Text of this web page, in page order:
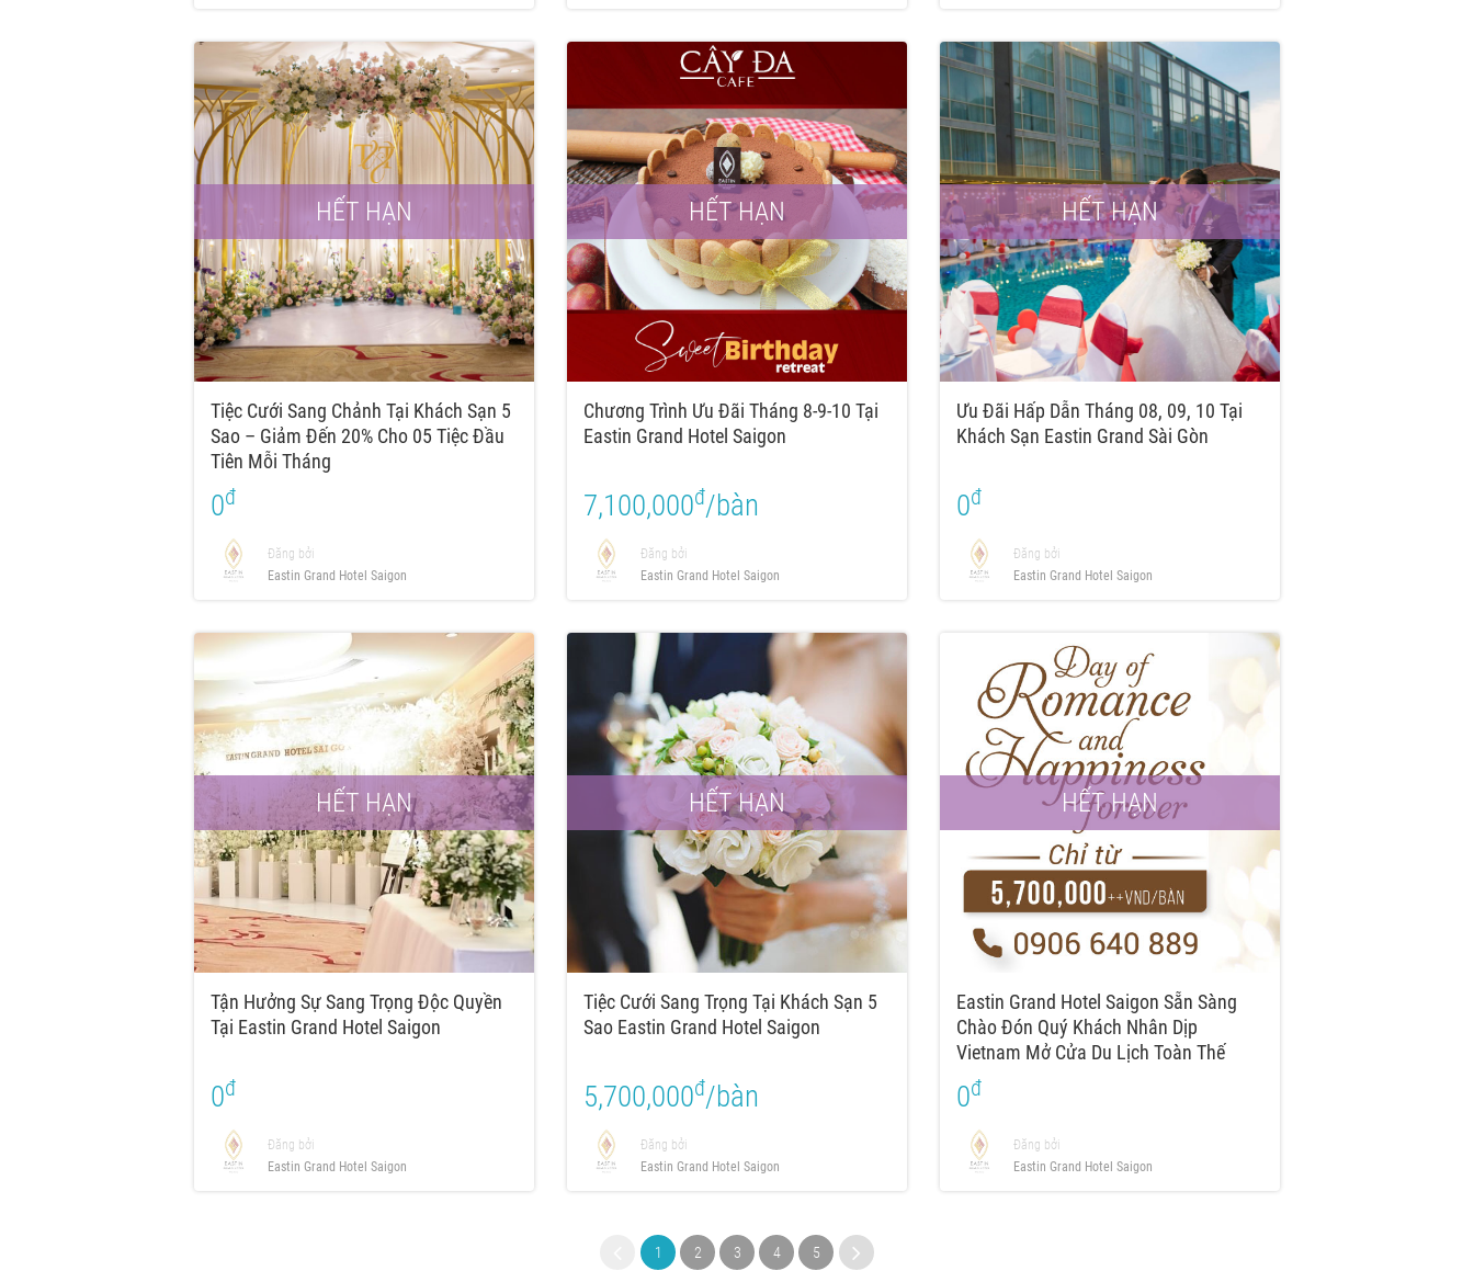
HẾT HẠN
Tiệc Cưới Sang Chảnh Tại Khách Sạn 5
Sao – Giảm Đến 20% Cho 05 Tiệc Đầu
Tiên Mỗi Tháng
0đ
Đăng bởi
Eastin Grand Hotel Saigon
HẾT HẠN
Chương Trình Ưu Đãi Tháng 8-9-10 Tại
Eastin Grand Hotel Saigon
7,100,000đ/bàn
Đăng bởi
Eastin Grand Hotel Saigon
HẾT HẠN
Ưu Đãi Hấp Dẫn Tháng 08, 09, 10 Tại
Khách Sạn Eastin Grand Sài Gòn
0đ
Đăng bởi
Eastin Grand Hotel Saigon
HẾT HẠN
Tận Hưởng Sự Sang Trọng Độc Quyền
Tại Eastin Grand Hotel Saigon
0đ
Đăng bởi
Eastin Grand Hotel Saigon
HẾT HẠN
Tiệc Cưới Sang Trọng Tại Khách Sạn 5
Sao Eastin Grand Hotel Saigon
5,700,000đ/bàn
Đăng bởi
Eastin Grand Hotel Saigon
HẾT HẠN
Eastin Grand Hotel Saigon Sẵn Sàng
Chào Đón Quý Khách Nhân Dịp
Vietnam Mở Cửa Du Lịch Toàn Thế
Giới.
0đ
Đăng bởi
Eastin Grand Hotel Saigon
1 2 3 4 5 6